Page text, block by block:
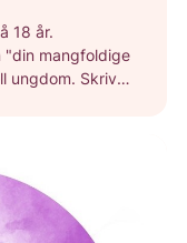
18 år.
"din mangfoldige
ungdom. Skriv